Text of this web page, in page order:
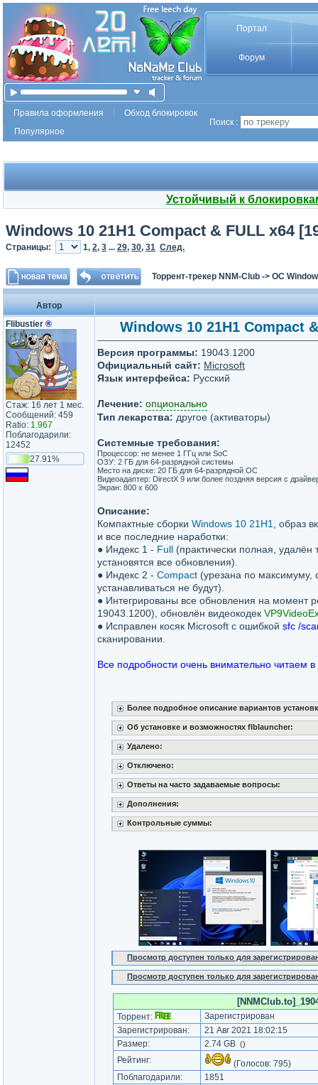
Портал
Форум
Правила оформления
Обход блокировок
Популярное
Поиск :
Устойчивый к
Windows 10 21H1 Compact & FULL x64
Страницы: 1, 2, 3 ... 29, 30, 31 След.
Торрент-трекер NNM-Club -> ОС
Автор
Flibustier ®
Стаж: 16 лет 1 мес.
Сообщений: 459
Ratio: 1.967
Поблагодарили:
12452
27.91%
Windows 10 21H1 Compact
Версия программы: 19043.1200
Официальный сайт: Microsoft
Язык интерфейса: Русский
Лечение: опционально
Тип лекарства: другое (активаторы)
Системные требования:
Процессор: не менее 1 ГГц или SoC
ОЗУ: 2 ГБ для 64-разрядной системы
Место на диске: 20 ГБ для 64-разрядной ОС
Видеоадаптер: DirectX 9 или более поздняя версия с
Экран: 800 x 600
Описание:
Компактные сборки Windows 10 21H1
, образ
и все последние наработки:
● Индекс 1 - Full (практически полная, удалён
установятся все обновления).
● Индекс 2 - Compact (урезана по максимуму,
устанавливаться не будут).
● Интегрированы все обновления на момент
19043.1200), обновлён видеокодек
● Исправлен косяк Microsoft с ошибкой sfc /
сканировании.
Все подробности очень внимательно читаем
Более подробное описание вариантов
Об установке и возможностях flblauncher:
Удалено:
Отключено:
Ответы на часто задаваемые вопросы:
Дополнения:
Контрольные суммы:
Просмотр доступен только для
Просмотр доступен только для
Торрент:
Зарегистрирован
Зарегистрирован:
21 Авг 2021 18:02:15
Размер:
2.74 GB ()
Рейтинг: (Голосов: 795)
Поблагодарили:
1851